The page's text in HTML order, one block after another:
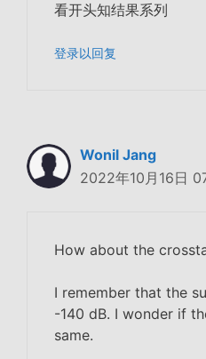
看开头知结果系列
登录以回复
Wonil Jang
2022年10月16日
How about the
I remember that the
-140 dB. I wonder if
same.